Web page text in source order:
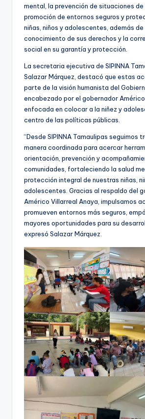
mental, la prevención de situaciones de
promoción de entornos seguros y
niñas, niños y adolescentes, además
conocimiento de sus derechos y la
social en su garantía y protección.
La secretaria ejecutiva de SIPINNA
Salazar Márquez, destacó que estas
parte de la visión humanista del
encabezado por el gobernador
enfocada en colocar a la niñez y
centro de las políticas públicas.
“Desde SIPINNA Tamaulipas seguimos
manera coordinada para acercar
orientación, prevención y
comunidades, fortaleciendo la salud
protección integral de nuestras niñas,
adolescentes. Gracias al respaldo del
Américo Villarreal Anaya, impulsamos
promueven entornos más seguros,
mayores oportunidades para su
expresó Salazar Márquez.